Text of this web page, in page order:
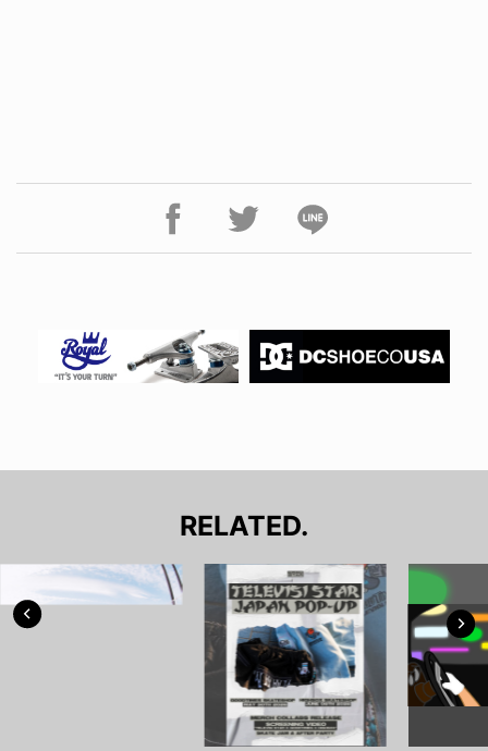
RELATED.